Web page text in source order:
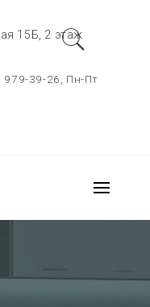
15Б, 2 этаж
979-39-26, Пн-Пт
НА ЗАКАЗ
кухни на заказ в
кухни по низким ценам
Основное
меню